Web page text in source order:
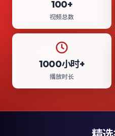
100+
视频总数
1000小时+
播放时长